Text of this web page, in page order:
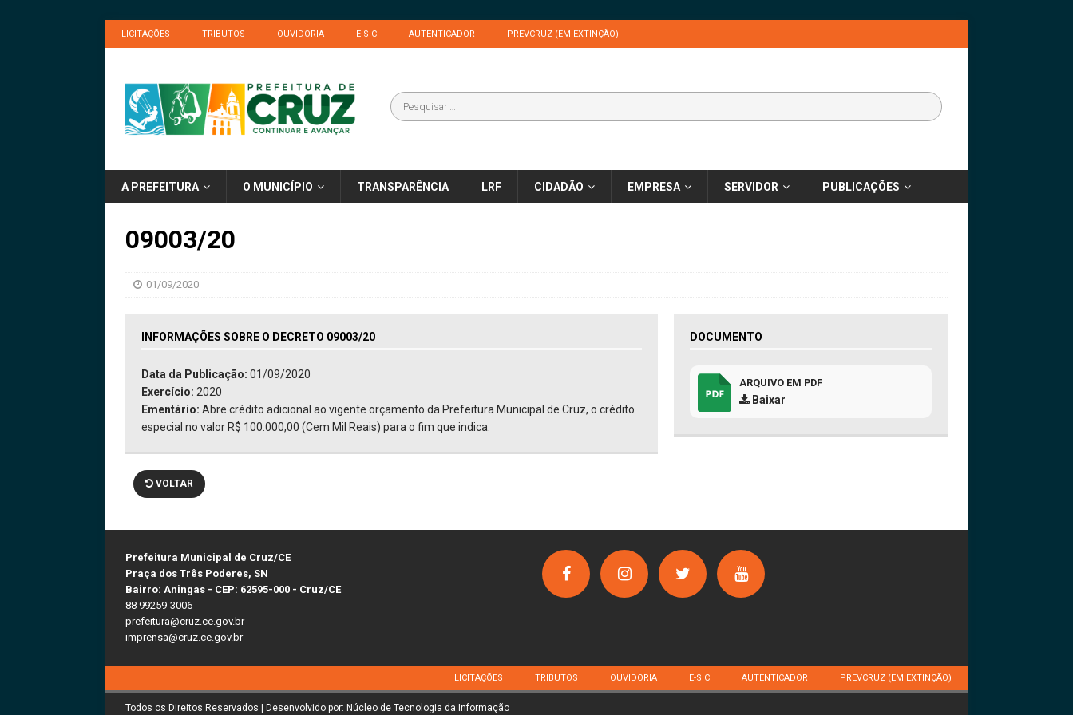
LICITAÇÕES TRIBUTOS OUVIDORIA E-SIC AUTENTICADOR PREVCRUZ (EM EXTINÇÃO)
A PREFEITURA O MUNICÍPIO TRANSPARÊNCIA LRF CIDADÃO EMPRESA SERVIDOR PUBLICAÇÕES
09003/20
01/09/2020
INFORMAÇÕES SOBRE O DECRETO 09003/20
Data da Publicação: 01/09/2020
Exercício: 2020
Ementário: Abre crédito adicional ao vigente orçamento da Prefeitura Municipal de Cruz, o crédito
especial no valor R$ 100.000,00 (Cem Mil Reais) para o fim que indica.
DOCUMENTO
ARQUIVO EM PDF
Baixar
VOLTAR
Prefeitura Municipal de Cruz/CE
Praça dos Três Poderes, SN
Bairro: Aningas - CEP: 62595-000 - Cruz/CE
88 99259-3006
prefeitura@cruz.ce.gov.br
imprensa@cruz.ce.gov.br
LICITAÇÕES TRIBUTOS OUVIDORIA E-SIC AUTENTICADOR PREVCRUZ (EM EXTINÇÃO)
Todos os Direitos Reservados | Desenvolvido por: Núcleo de Tecnologia da Informação